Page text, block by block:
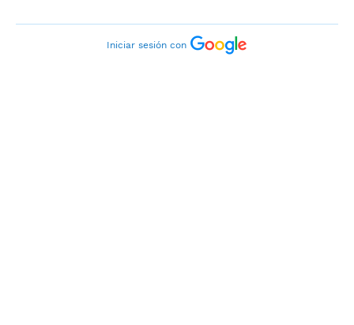
Iniciar sesión con